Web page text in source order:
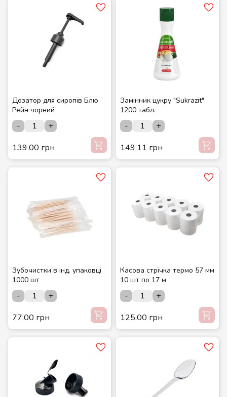
Дозатор для сиропів Блю
Рейн чорний
-
+
139.00 грн
Замінник цукру "Sukrazit"
1200 табл.
-
+
149.11 грн
Зубочистки в інд. упаковці
1000 шт
-
+
77.00 грн
Касова стрічка термо 57 мм
10 шт по 17 м
-
+
125.00 грн